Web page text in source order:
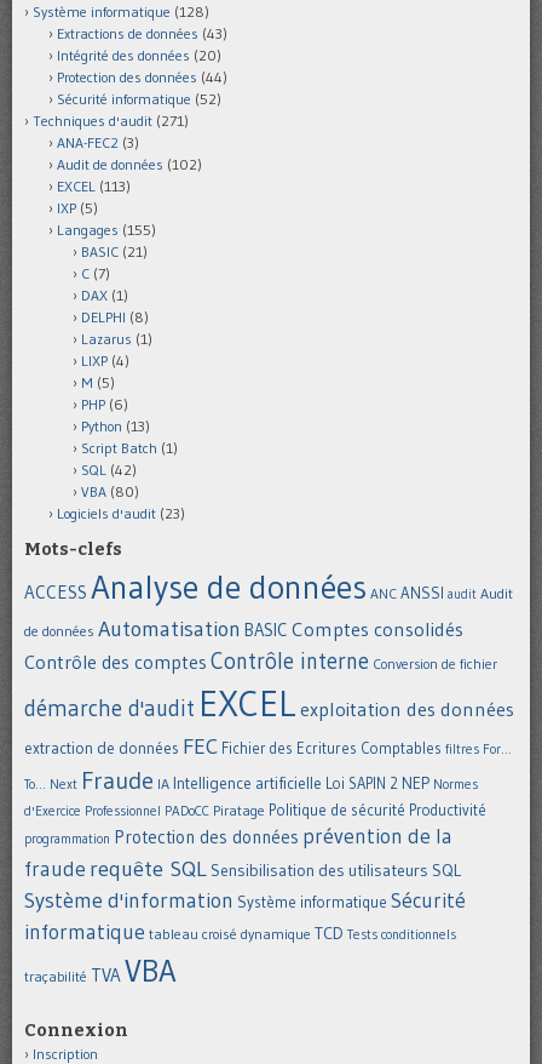
Système informatique (128)
Extractions de données (43)
Intégrité des données (20)
Protection des données (44)
Sécurité informatique (52)
Techniques d'audit (271)
ANA-FEC2 (3)
Audit de données (102)
EXCEL (113)
IXP (5)
Langages (155)
BASIC (21)
C (7)
DAX (1)
DELPHI (8)
Lazarus (1)
LIXP (4)
M (5)
PHP (6)
Python (13)
Script Batch (1)
SQL (42)
VBA (80)
Logiciels d'audit (23)
Mots-clefs
ACCESS Analyse de données ANC ANSSI audit Audit
de données Automatisation BASIC Comptes consolidés
Contrôle des comptes Contrôle interne Conversion de fichier
démarche d'audit EXCEL exploitation des données
extraction de données FEC Fichier des Ecritures Comptables filtres For...
To... Next Fraude IA Intelligence artificielle Loi SAPIN 2 NEP Normes
d'Exercice Professionnel PADoCC Piratage Politique de sécurité Productivité
programmation Protection des données prévention de la
fraude requête SQL Sensibilisation des utilisateurs SQL
Système d'information Système informatique Sécurité
informatique tableau croisé dynamique TCD Tests conditionnels
traçabilité TVA VBA
Connexion
Inscription